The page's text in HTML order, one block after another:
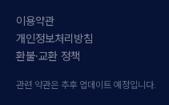
이용약관
개인정보처리방침
환불·교환 정책
관련 약관은 추후 업데이트 예정입니다.